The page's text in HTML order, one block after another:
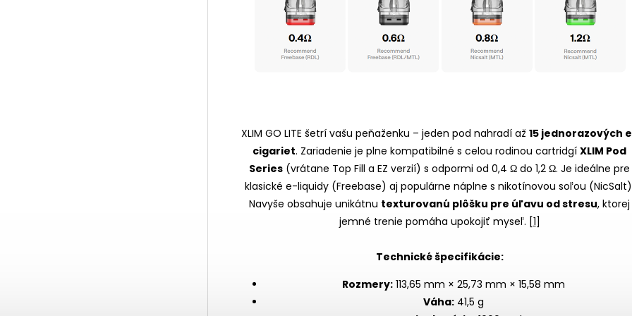
XLIM GO LITE šetrí vašu peňaženku – jeden pod nahradí až15 jednorazových
cigariet. Zariadenie je plne kompatibilné s celou rodinou cartridgíXLIM Pod
Series (vrátane Top Fill a EZ verzií) s odpormi od 0,4 Ω do 1,2 Ω. Je ideálne pre
klasické e-liquidy (Freebase) aj populárne náplne s nikotínovou soľou
Navyše obsahuje unikátnu texturovanú plôšku pre úľavu od stresu, ktorej
jemné trenie pomáha upokojiť myseľ. [1]
Technické špecifikácie:
Rozmery: 113,65 mm × 25,73 mm × 15,58 mm
Váha: 41,5 g